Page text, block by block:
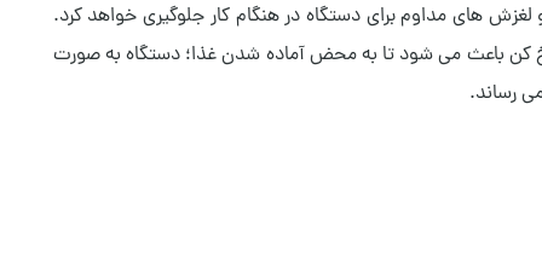
های مداوم برای دستگاه در هنگام کار جلوگیری خواهد کرد.
کن باعث می شود تا به محض آماده شدن غذا؛ دستگاه به صورت
رساند.